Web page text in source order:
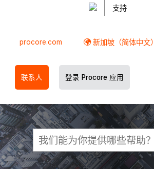
支持
procore.com 新加坡（简体中文）
联系人 登录 Procore 应用